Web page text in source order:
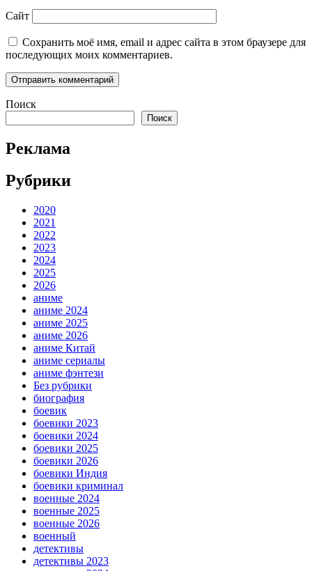
Сайт
Сохранить моё имя, email и адрес сайта в этом браузере для
последующих моих комментариев.
Поиск
Поиск
Реклама
Рубрики
2020
2021
2022
2023
2024
2025
2026
аниме
аниме 2024
аниме 2025
аниме 2026
аниме Китай
аниме сериалы
аниме фэнтези
Без рубрики
биография
боевик
боевики 2023
боевики 2024
боевики 2025
боевики 2026
боевики Индия
боевики криминал
военные 2024
военные 2025
военные 2026
военный
детективы
детективы 2023